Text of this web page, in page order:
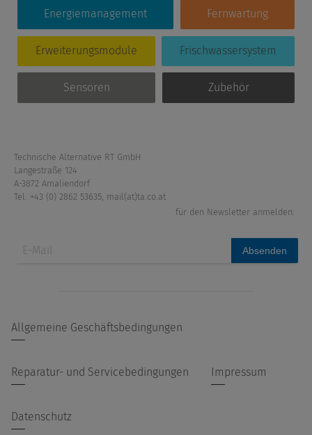
Energiemanagement Fernwartung
Erweiterungsmodule Frischwassersystem
Sensoren Zubehör
Technische Alternative RT GmbH
Langestraße 124
A-3872 Amaliendorf
Tel: +43 (0) 2862 53635, mail(at)ta.co.at
für den Newsletter anmelden:
Absenden
Allgemeine Geschäftsbedingungen
Reparatur- und Servicebedingungen Impressum
Datenschutz